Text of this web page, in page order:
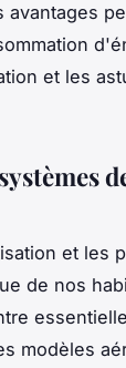
avantages
et les
et les
de nos
modèles